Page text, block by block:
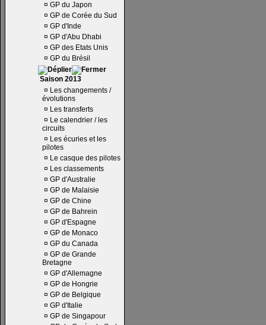
¤ GP du Japon
¤ GP de Corée du Sud
¤ GP d'Inde
¤ GP d'Abu Dhabi
¤ GP des Etats Unis
¤ GP du Brésil
Saison 2013
¤ Les changements /
évolutions
¤ Les transferts
¤ Le calendrier / les
circuits
¤ Les écuries et les
pilotes
¤ Le casque des pilotes
¤ Les classements
¤ GP d'Australie
¤ GP de Malaisie
¤ GP de Chine
¤ GP de Bahrein
¤ GP d'Espagne
¤ GP de Monaco
¤ GP du Canada
¤ GP de Grande
Bretagne
¤ GP d'Allemagne
¤ GP de Hongrie
¤ GP de Belgique
¤ GP d'Italie
¤ GP de Singapour